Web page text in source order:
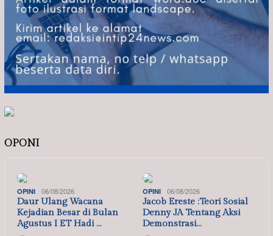
OPONI
OPINI 06/08/2026
Daur Ulang Wacana
Kejadian Besar di Bulan
Agustus I ET Hadi …
OPINI 06/08/2026
Jacob Ereste :Teori Sosial
Denny JA Tentang Aksi
Demonstrasi…